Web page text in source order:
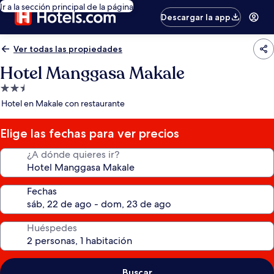
Ir a la sección principal de la página
Descargar la app
Ver todas las propiedades
Hotel Manggasa Makale
Propiedad
de
estrellas
Hotel en Makale con restaurante
Elige las fechas para ver precios
¿A dónde quieres ir?
Fechas
Huéspedes